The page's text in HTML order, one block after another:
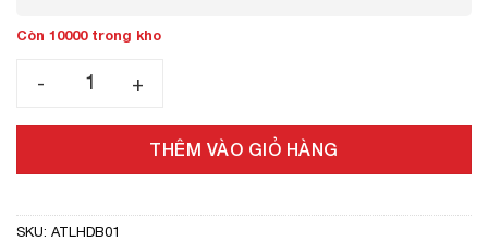
Còn 10000 trong kho
Ảo thuật lược hình dao bấm số lượng
THÊM VÀO GIỎ HÀNG
SKU: ATLHDB01